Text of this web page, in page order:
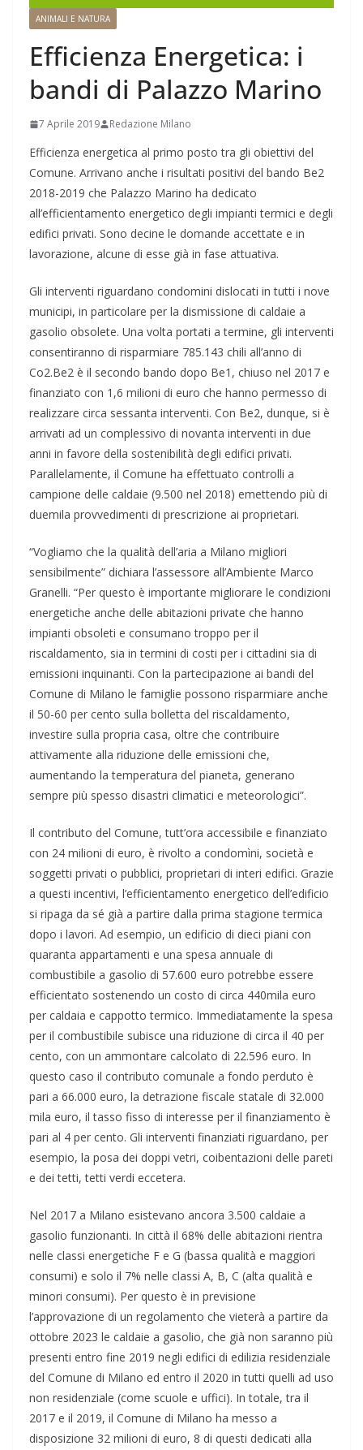
ANIMALI E NATURA
Efficienza Energetica: i
bandi di Palazzo Marino
7 Aprile 2019 Redazione Milano
Efficienza energetica al primo posto tra gli obiettivi del
Comune. Arrivano anche i risultati positivi del bando Be2
2018-2019 che Palazzo Marino ha dedicato
all’efficientamento energetico degli impianti termici e degli
edifici privati. Sono decine le domande accettate e in
lavorazione, alcune di esse già in fase attuativa.
Gli interventi riguardano condomini dislocati in tutti i nove
municipi, in particolare per la dismissione di caldaie a
gasolio obsolete. Una volta portati a termine, gli interventi
consentiranno di risparmiare 785.143 chili all’anno di
Co2.Be2 è il secondo bando dopo Be1, chiuso nel 2017 e
finanziato con 1,6 milioni di euro che hanno permesso di
realizzare circa sessanta interventi. Con Be2, dunque, si è
arrivati ad un complessivo di novanta interventi in due
anni in favore della sostenibilità degli edifici privati.
Parallelamente, il Comune ha effettuato controlli a
campione delle caldaie (9.500 nel 2018) emettendo più di
duemila provvedimenti di prescrizione ai proprietari.
“Vogliamo che la qualità dell’aria a Milano migliori
sensibilmente” dichiara l’assessore all’Ambiente Marco
Granelli. “Per questo è importante migliorare le condizioni
energetiche anche delle abitazioni private che hanno
impianti obsoleti e consumano troppo per il
riscaldamento, sia in termini di costi per i cittadini sia di
emissioni inquinanti. Con la partecipazione ai bandi del
Comune di Milano le famiglie possono risparmiare anche
il 50-60 per cento sulla bolletta del riscaldamento,
investire sulla propria casa, oltre che contribuire
attivamente alla riduzione delle emissioni che,
aumentando la temperatura del pianeta, generano
sempre più spesso disastri climatici e meteorologici”.
Il contributo del Comune, tutt’ora accessibile e finanziato
con 24 milioni di euro, è rivolto a condomìni, società e
soggetti privati o pubblici, proprietari di interi edifici. Grazie
a questi incentivi, l’efficientamento energetico dell’edificio
si ripaga da sé già a partire dalla prima stagione termica
dopo i lavori. Ad esempio, un edificio di dieci piani con
quaranta appartamenti e una spesa annuale di
combustibile a gasolio di 57.600 euro potrebbe essere
efficientato sostenendo un costo di circa 440mila euro
per caldaia e cappotto termico. Immediatamente la spesa
per il combustibile subisce una riduzione di circa il 40 per
cento, con un ammontare calcolato di 22.596 euro. In
questo caso il contributo comunale a fondo perduto è
pari a 66.000 euro, la detrazione fiscale statale di 32.000
mila euro, il tasso fisso di interesse per il finanziamento è
pari al 4 per cento. Gli interventi finanziati riguardano, per
esempio, la posa dei doppi vetri, coibentazioni delle pareti
e dei tetti, tetti verdi eccetera.
Nel 2017 a Milano esistevano ancora 3.500 caldaie a
gasolio funzionanti. In città il 68% delle abitazioni rientra
nelle classi energetiche F e G (bassa qualità e maggiori
consumi) e solo il 7% nelle classi A, B, C (alta qualità e
minori consumi). Per questo è in previsione
l’approvazione di un regolamento che vieterà a partire da
ottobre 2023 le caldaie a gasolio, che già non saranno più
presenti entro fine 2019 negli edifici di edilizia residenziale
del Comune di Milano ed entro il 2020 in tutti quelli ad uso
non residenziale (come scuole e uffici). In totale, tra il
2017 e il 2019, il Comune di Milano ha messo a
disposizione 32 milioni di euro, 8 di questi dedicati alla